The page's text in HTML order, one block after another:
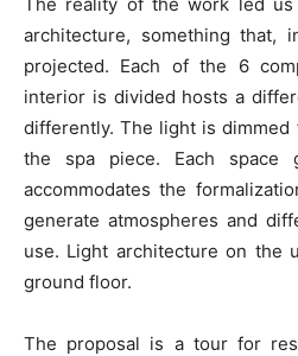
architecture, something that,
projected. Each of the 6
interior is divided hosts a
differently. The light is
the spa piece. Each space
accommodates the
generate atmospheres and
use. Light architecture on the
ground floor.
The proposal is a tour for